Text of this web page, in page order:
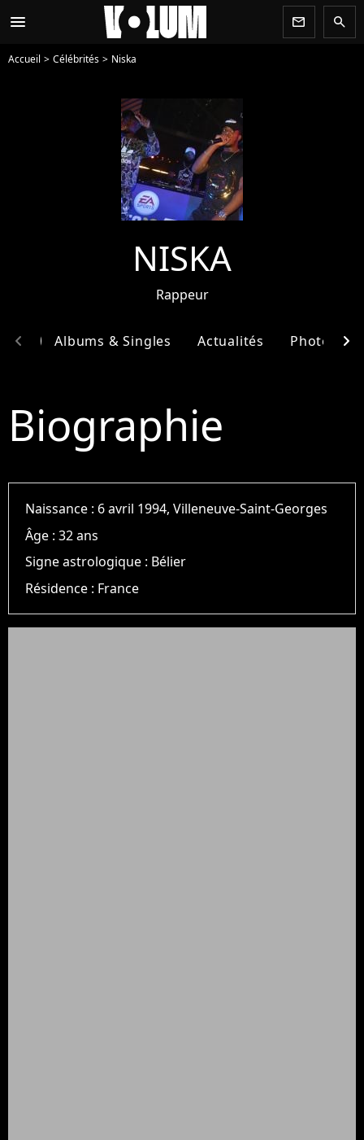
menu newsletter search
Accueil Célébrités Niska
NISKA
Rappeur
Albums & Singles Actualités Photos
chevron_left chevron_right
Biographie
Naissance : 6 avril 1994, Villeneuve-Saint-Georges
Âge :32 ans
Signe astrologique : Bélier
Résidence : France